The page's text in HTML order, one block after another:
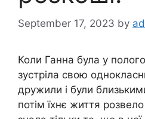
September 17, 2023 by
Коли Ганна була у
зустріла свою
дружили і були
потім їхнє життя